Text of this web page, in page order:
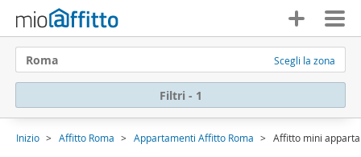
Roma Scegli la zona
Filtri - 1
Inizio Affitto Roma Appartamenti Affitto Roma Affitto mini